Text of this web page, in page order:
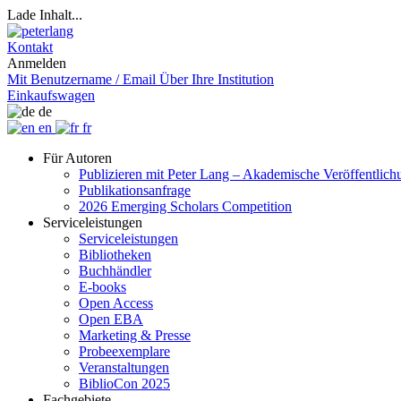
Lade Inhalt...
Kontakt
Anmelden
Mit Benutzername / Email Über Ihre Institution
Einkaufswagen
de
en
fr
Für Autoren
Publizieren mit Peter Lang – Akademische
Publikationsanfrage
2026 Emerging Scholars Competition
Serviceleistungen
Serviceleistungen
Bibliotheken
Buchhändler
E-books
Open Access
Open EBA
Marketing & Presse
Probeexemplare
Veranstaltungen
BiblioCon 2025